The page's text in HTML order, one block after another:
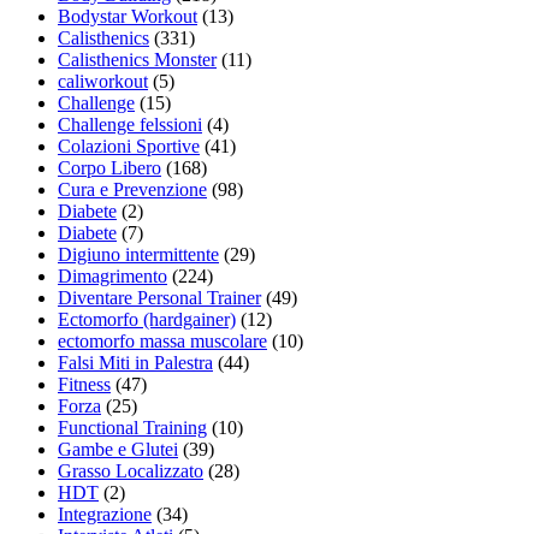
Bodystar Workout (13)
Calisthenics (331)
Calisthenics Monster(11)
caliworkout (5)
Challenge (15)
Challenge felssioni (4)
Colazioni Sportive (41)
Corpo Libero (168)
Cura e Prevenzione (98)
Diabete (2)
Diabete (7)
Digiuno intermittente (29)
Dimagrimento (224)
Diventare Personal Trainer(49)
Ectomorfo (hardgainer) (12)
ectomorfo massa muscolare (10)
Falsi Miti in Palestra (44)
Fitness (47)
Forza (25)
Functional Training (10)
Gambe e Glutei (39)
Grasso Localizzato (28)
HDT (2)
Integrazione (34)